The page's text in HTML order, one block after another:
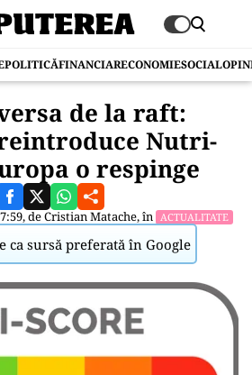
POLITICĂFINANCIARECONOMIESOCIAL
de la raft:
Nutri-
o respinge
deCristian Matache, în ACTUALITATE
ca sursă preferată în Google